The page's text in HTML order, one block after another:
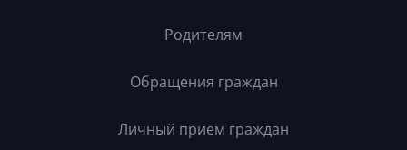
Родителям
Обращения граждан
Личный прием граждан